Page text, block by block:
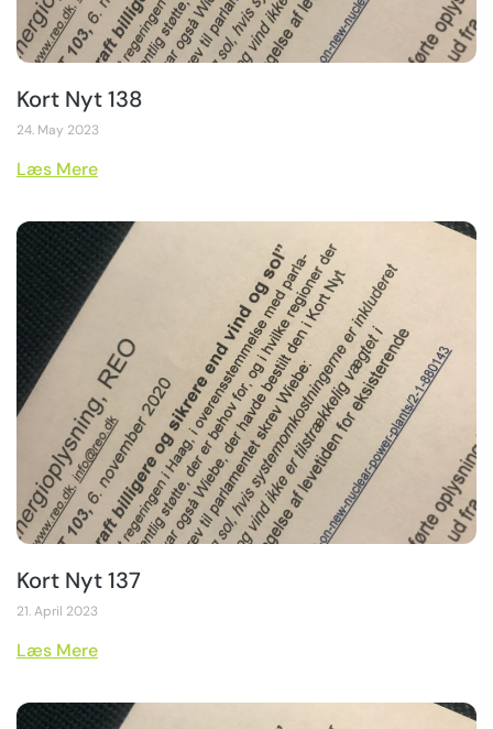
Kort Nyt 138
24. May 2023
Læs Mere
Kort Nyt 137
21. April 2023
Læs Mere